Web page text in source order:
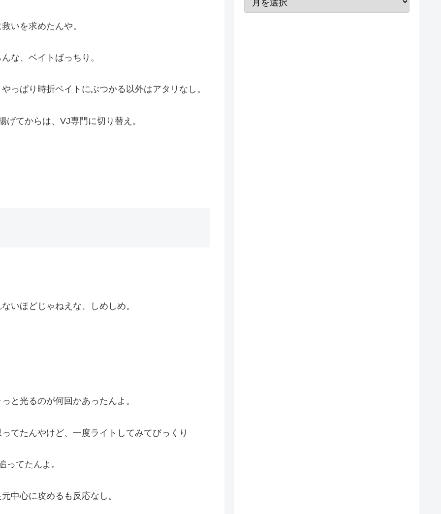
いを求めたんや。
な、ベイトばっちり。
っぱり時折ベイトにぶつかる以外はアタリなし。
てからは、VJ専門に切り替え。
いほどじゃねえな、しめしめ。
と光るのが何回かあったんよ。
てたんやけど、一度ライトしてみてびっくり
ってたんよ。
中心に攻めるも反応なし。